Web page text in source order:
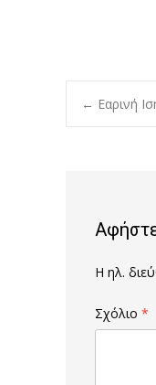
← Εαρινή
Η ηλ.
Σχόλιο *